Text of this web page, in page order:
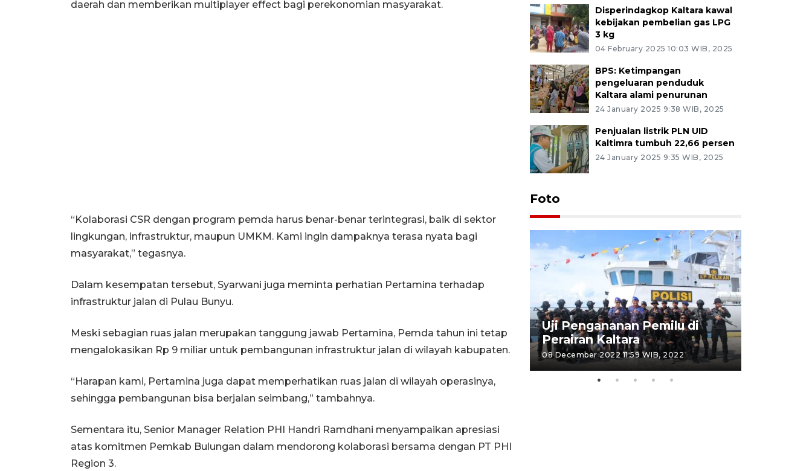
daerah dan memberikan multiplayer effect bagi perekonomian masyarakat.
“Kolaborasi CSR dengan program pemda harus benar-benar terintegrasi, baik di sektor
lingkungan, infrastruktur, maupun UMKM. Kami ingin dampaknya terasa nyata bagi
masyarakat,” tegasnya.
Dalam kesempatan tersebut, Syarwani juga meminta perhatian Pertamina terhadap
infrastruktur jalan di Pulau Bunyu.
Meski sebagian ruas jalan merupakan tanggung jawab Pertamina, Pemda tahun ini tetap
mengalokasikan Rp 9 miliar untuk pembangunan infrastruktur jalan di wilayah kabupaten.
“Harapan kami, Pertamina juga dapat memperhatikan ruas jalan di wilayah operasinya,
sehingga pembangunan bisa berjalan seimbang,” tambahnya.
Sementara itu, Senior Manager Relation PHI Handri Ramdhani menyampaikan apresiasi
atas komitmen Pemkab Bulungan dalam mendorong kolaborasi bersama dengan PT PHI
Region 3.
Disperindagkop Kaltara kawal
kebijakan pembelian gas LPG
3 kg
04 February 2025 10:03 WIB, 2025
BPS: Ketimpangan
pengeluaran penduduk
Kaltara alami penurunan
24 January 2025 9:38 WIB, 2025
Penjualan listrik PLN UID
Kaltimra tumbuh 22,66 persen
24 January 2025 9:35 WIB, 2025
Foto
dimusnahkan di Markas Kodim
Tarakan
25 October 2022 21:19 WIB, 2022
Uji Pengananan Pemilu di
Perairan Kaltara
08 December 2022 11:59 WIB, 2022